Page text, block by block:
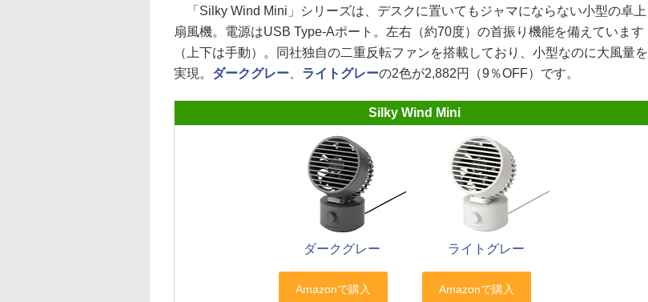
「Silky Wind Mini」シリーズは、デスクに置いてもジャマにならない小型の卓上
扇風機。電源はUSB Type-Aポート。左右（約70度）の首振り機能を備えています
（上下は手動）。同社独自の二重反転ファンを搭載しており、小型なのに大風量を
実現。 ダークグレー ライトグレーの2色が2,882円（9％OFF）です。
Silky Wind Mini
ダークグレー ライトグレー